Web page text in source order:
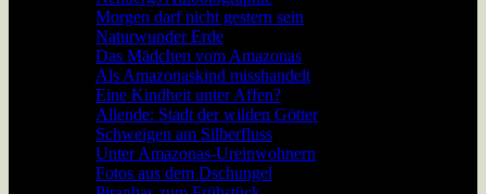
Morgen darf nicht gestern sein
Naturwunder Erde
Das Mädchen vom Amazonas
Als Amazonaskind misshandelt
Eine Kindheit unter Affen?
Allende: Stadt der wilden Götter
Schweigen am Silberfluss
Unter Amazonas-Ureinwohnern
Fotos aus dem Dschungel